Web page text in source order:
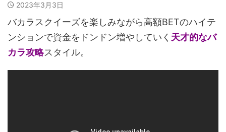
2023年3月3日
バカラスクイーズを楽しみながら高額BETのハイテ
ンションで資金をドンドン増やしていく 天才的なバ
カラ攻略スタイル。